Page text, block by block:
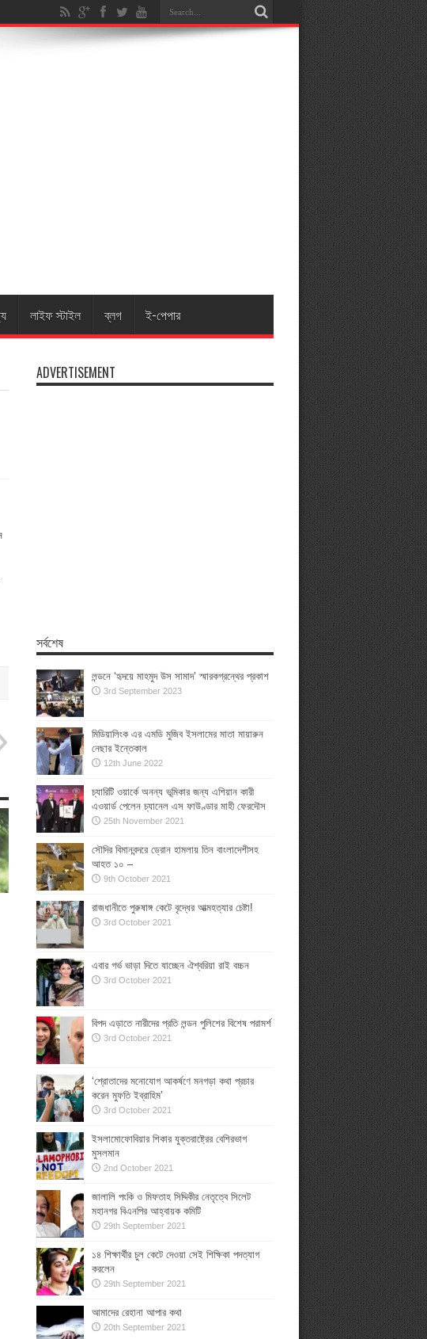
লাইফ স্টাইল ব্লগ ই-পেপার
ADVERTISEMENT
সর্বশেষ
লন্ডনে ‘হৃদয়ে মাহমুদ উস সামাদ’ স্মারকগ্রন্থের প্রকাশ
3rd September 2023
মিডিয়ালিংক এর এমডি মুজিব ইসলামের মাতা মায়ারুন
নেছার ইন্তেকাল
12th June 2022
চ্যারিটি ওয়ার্কে অনন্য ভূমিকার জন্য এশিয়ান কারী
এওয়ার্ড পেলেন চ্যানেল এস ফাউণ্ডার মাহী ফেরদৌস
25th November 2021
সৌদির বিমানবন্দরে ড্রোন হামলায় তিন বাংলাদেশীসহ
আহত ১০ –
9th October 2021
রাজধানীতে পুরুষাঙ্গ কেটে বৃদ্ধের আত্মহত্যার চেষ্টা!
3rd October 2021
এবার গর্ভ ভাড়া দিতে যাচ্ছেন ঐশ্বরিয়া রাই বচ্চন
3rd October 2021
বিপদ এড়াতে নারীদের প্রতি লন্ডন পুলিশের বিশেষ পরামর্শ
3rd October 2021
‘শ্রোতাদের মনোযোগ আকর্ষণে মনগড়া কথা প্রচার
করেন মুফতি ইব্রাহিম’
3rd October 2021
ইসলামোফোবিয়ার শিকার যুক্তরাষ্ট্রের বেশিরভাগ
মুসলমান
2nd October 2021
জালালি পংকি ও মিফতাহ সিদ্দিকীর নেতৃত্বে সিলেট
মহানগর বিএনপির আহ্বায়ক কমিটি
29th September 2021
১৪ শিক্ষার্থীর চুল কেটে দেওয়া সেই শিক্ষিকা পদত্যাগ
করলেন
29th September 2021
আমাদের রেহানা আপার কথা
20th September 2021